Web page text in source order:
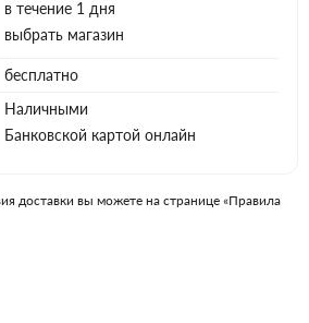
в течение 1 дня
выбрать магазин
бесплатно
Наличными
Банковской картой онлайн
доставки вы можете на странице «Правила